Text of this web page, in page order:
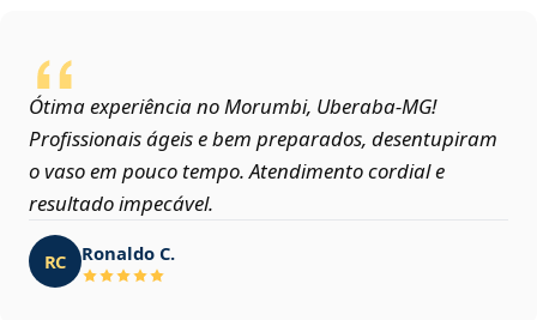
Ótima experiência no Morumbi, Uberaba‑MG!
Profissionais ágeis e bem preparados, desentupiram
o vaso em pouco tempo. Atendimento cordial e
resultado impecável.
RC Ronaldo C.